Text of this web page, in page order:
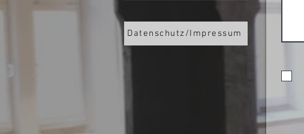
Datenschutz/Impressum